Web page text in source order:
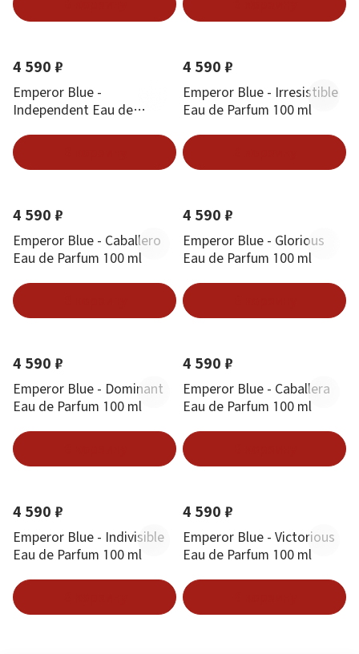
Новинка
4 590 ₽
Emperor Blue -
Independent Eau de
Новинка
4 590 ₽
Emperor Blue - Irresistible
Eau de Parfum 100 ml
Новинка
4 590 ₽
Emperor Blue - Caballero
Eau de Parfum 100 ml
Новинка
4 590 ₽
Emperor Blue - Glorious
Eau de Parfum 100 ml
Новинка
4 590 ₽
Emperor Blue - Dominant
Eau de Parfum 100 ml
Новинка
4 590 ₽
Emperor Blue - Caballera
Eau de Parfum 100 ml
Новинка
4 590 ₽
Emperor Blue - Indivisible
Eau de Parfum 100 ml
Новинка
4 590 ₽
Emperor Blue - Victorious
Eau de Parfum 100 ml